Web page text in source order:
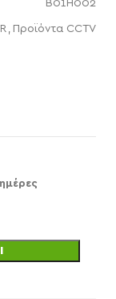
B01H002
, Προϊόντα CCTV